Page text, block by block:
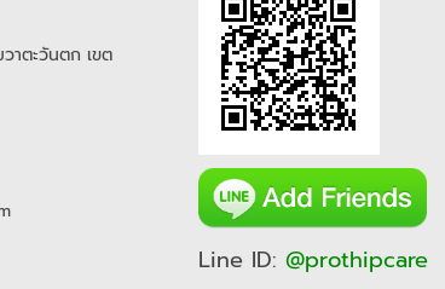
าตะวันตก เขต
Line ID: @prothipcare